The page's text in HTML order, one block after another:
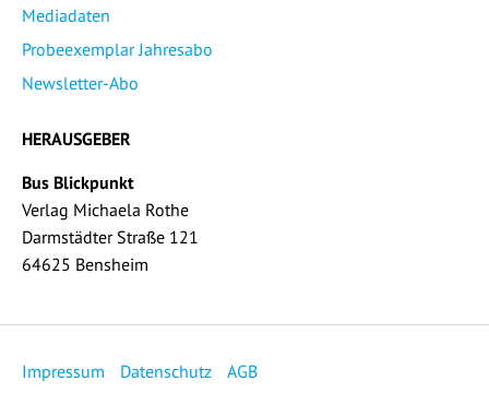
Mediadaten
Probeexemplar Jahresabo
Newsletter-Abo
HERAUSGEBER
Bus Blickpunkt
Verlag Michaela Rothe
Darmstädter Straße 121
64625 Bensheim
Impressum Datenschutz
AGB